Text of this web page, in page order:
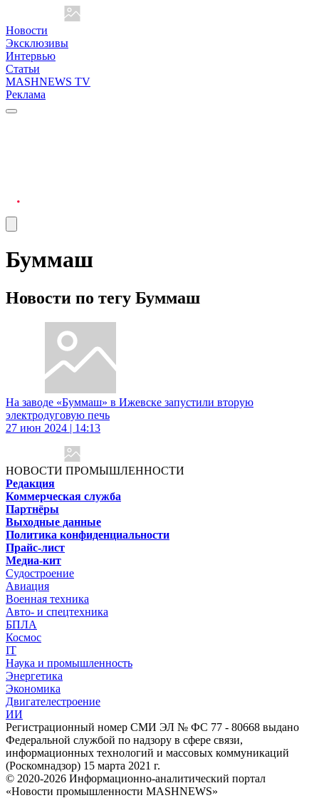
Новости
Эксклюзивы
Интервью
Статьи
MASHNEWS TV
Реклама
Буммаш
Новости по тегу Буммаш
На заводе «Буммаш» в Ижевске запустили вторую
электродуговую печь
27 июн 2024 | 14:13
НОВОСТИ ПРОМЫШЛЕННОСТИ
Редакция
Коммерческая служба
Партнёры
Выходные данные
Политика конфиденциальности
Прайс-лист
Медиа-кит
Судостроение
Авиация
Военная техника
Авто- и спецтехника
БПЛА
Космос
IT
Наука и промышленность
Энергетика
Экономика
Двигателестроение
ИИ
Регистрационный номер СМИ ЭЛ № ФС 77 - 80668 выдано
Федеральной службой по надзору в сфере связи,
информационных технологий и массовых коммуникаций
(Роскомнадзор) 15 марта 2021 г.
© 2020-2026 Информационно-аналитический портал
«Новости промышленности MASHNEWS»